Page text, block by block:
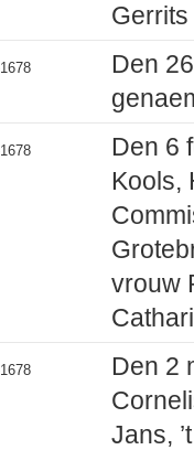
Den
Den 6
Kools,
vrouw
Den 2
Jans,